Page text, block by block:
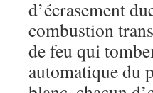
d’écrasement
combustion
de feu qui
automatique du